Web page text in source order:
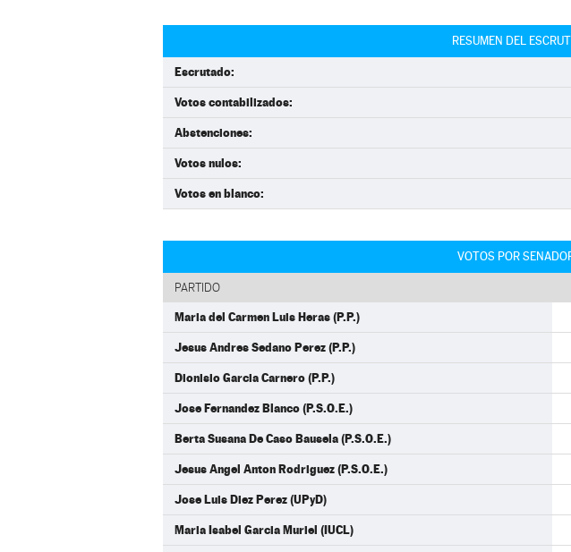
RESUMEN DEL
Escrutado:
Votos contabilizados:
Abstenciones:
Votos nulos:
Votos en blanco:
VOTOS POR
PARTIDO
Maria del Carmen Luis Heras (P.P.)
Jesus Andres Sedano Perez (P.P.)
Dionisio Garcia Carnero (P.P.)
Jose Fernandez Blanco (P.S.O.E.)
Berta Susana De Caso Bausela (P.S.O.E.)
Jesus Angel Anton Rodriguez (P.S.O.E.)
Jose Luis Diez Perez (UPyD)
Maria Isabel Garcia Muriel (IUCL)